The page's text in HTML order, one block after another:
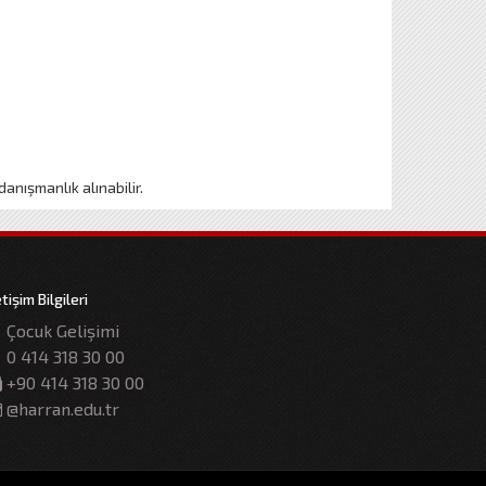
alınabilir.
Bilgileri
Çocuk Gelişimi
0 414 318 30 00
+90 414 318 30 00
@harran.edu.tr